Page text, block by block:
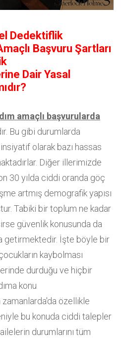
Dedektiflik
Başvuru Şartları
Dair Yasal
amaçlı başvurularda
Bu gibi durumlarda
insiyatif olarak bazı hassas
Diğer illerimizde
30 yılda ciddi oranda göç
artmış demografik yapısı
Tabiki bir toplum ne kadar
güvenlik konusunda da
getirmektedir. İşte böyle bir
kaybolması
durduğu ve hiçbir
konu
özellikle
bu konuda ciddi talepler
durumlarını tüm